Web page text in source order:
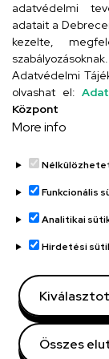
UD
Adatvédelem
Régi oldal
Technikai
adatvédelmi
adatait a
kezelte,
Adatvédelmi
olvashat el:
Központ
More info
Funkcionális
Analitikai
Hirdetési
Összes